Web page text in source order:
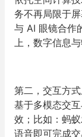
务不再局限于
与 AI 眼镜合作
上，数字信息
第二，交互方
基于多模态交
效；比如：蚂
语音即可完成